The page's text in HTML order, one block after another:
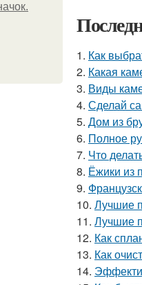
1. Как
2. Какая
3. Виды
4. Сделай
5. Дом из
6. Полное
7. Что
8. Ёжики из
9.
10. Лучшие
11. Лучшие
12. Как
13. Как
14.